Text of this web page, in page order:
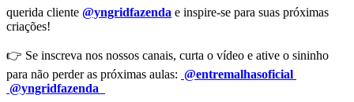
querida cliente ‪ @yngridfazenda e inspire-se para suas próximas
criações!
👉 Se inscreva nos nossos canais, curta o vídeo e ative o sininho
para não perder as próximas aulas: @entremalhasoficial
@yngridfazenda